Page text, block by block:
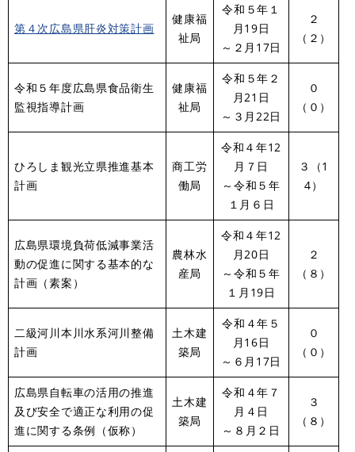
第４次広島県肝炎対策計画
健康福
祉局
令和５年１
月19日
～２月17日
２
（２）
令和５年度広島県食品衛生
監視指導計画
健康福
祉局
令和５年２
月21日
～３月22日
０
（０）
ひろしま観光立県推進基本
計画
商工労
働局
令和４年12
月７日
～令和５年
１月６日
３（1
4）
広島県環境負荷低減事業活
動の促進に関する基本的な
計画（素案）
農林水
産局
令和４年12
月20日
～令和５年
１月19日
２
（８）
二級河川本川水系河川整備
計画
土木建
築局
令和４年５
月16日
～６月17日
０
（０）
広島県自転車の活用の推進
及び安全で適正な利用の促
進に関する条例（仮称）
土木建
築局
令和４年７
月４日
～８月２日
３
（８）